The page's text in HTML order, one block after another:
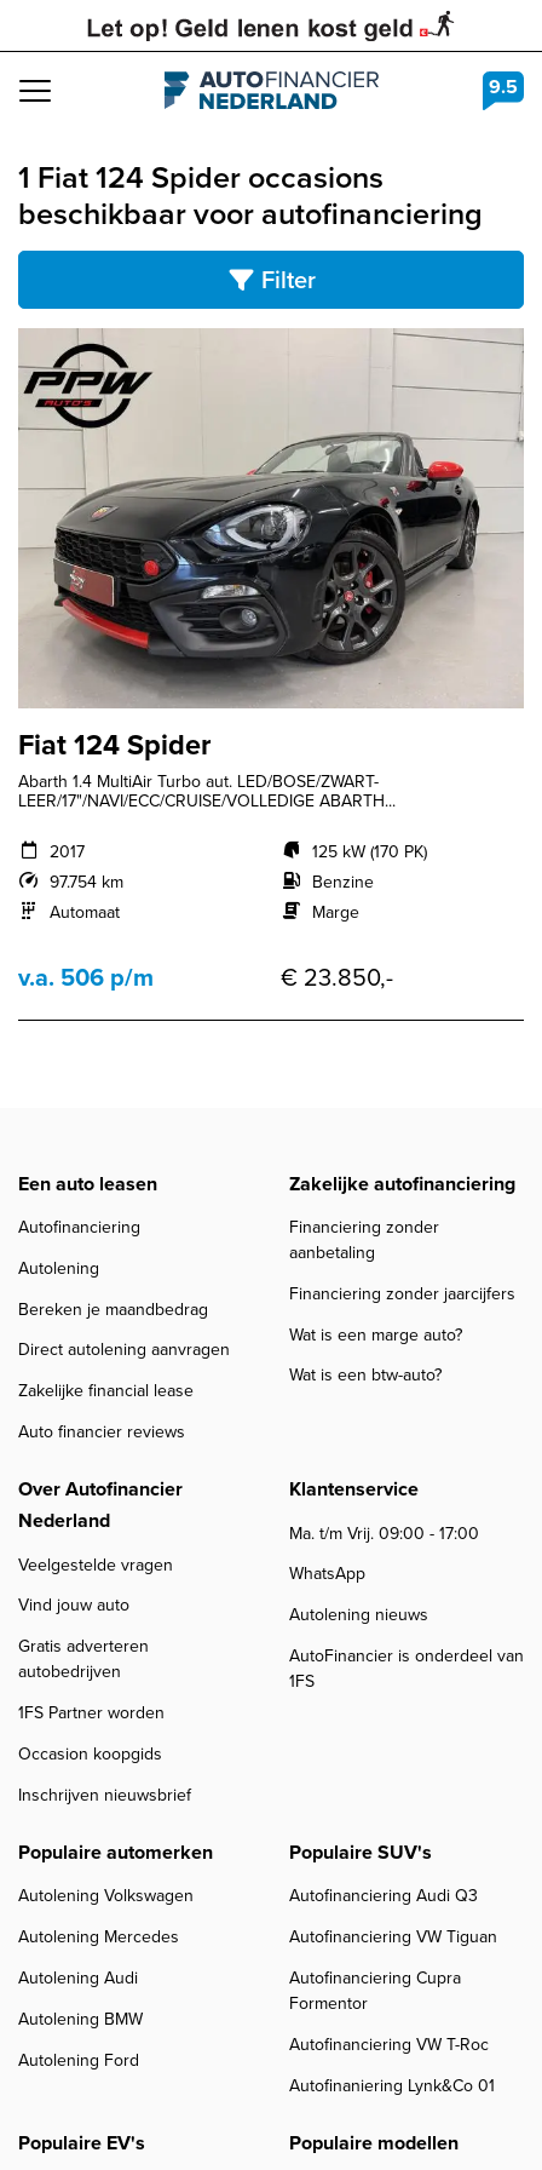
Navigation 9.5
1 Fiat 124 Spider occasions
beschikbaar voor autofinanciering
Filter
Fiat 124 Spider
Abarth 1.4 MultiAir Turbo aut. LED/BOSE/ZWART-
LEER/17"/NAVI/ECC/CRUISE/VOLLEDIGE ABARTH...
2017
97.754 km
Automaat
125 kW (170 PK)
Benzine
Marge
v.a. 506 p/m € 23.850,-
Een auto leasen
Autofinanciering
Autolening
Bereken je maandbedrag
Direct autolening aanvragen
Zakelijke financial lease
Auto financier reviews
Zakelijke autofinanciering
Financiering zonder
aanbetaling
Financiering zonder jaarcijfers
Wat is een marge auto?
Wat is een btw-auto?
Over Autofinancier
Nederland
Veelgestelde vragen
Vind jouw auto
Gratis adverteren
autobedrijven
1FS Partner worden
Occasion koopgids
Inschrijven nieuwsbrief
Klantenservice
Ma. t/m Vrij. 09:00 - 17:00
WhatsApp
Autolening nieuws
AutoFinancier is onderdeel van
1FS
Populaire automerken
Autolening Volkswagen
Autolening Mercedes
Autolening Audi
Autolening BMW
Autolening Ford
Populaire SUV's
Autofinanciering Audi Q3
Autofinanciering VW Tiguan
Autofinanciering Cupra
Formentor
Autofinanciering VW T-Roc
Autofinaniering Lynk&Co 01
Populaire EV's Populaire modellen